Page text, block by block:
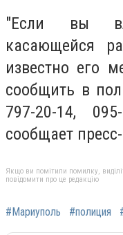
"Если вы
касающейся
известно его
сообщить в
797-20-14,
сообщает
Якщо ви помітили помилку,
повідомити про це редакцію
#Мариуполь #полиция